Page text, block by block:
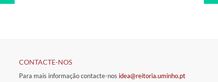
CONTACTE-NOS
Para mais informação contacte-nos idea@reitoria.uminho.pt